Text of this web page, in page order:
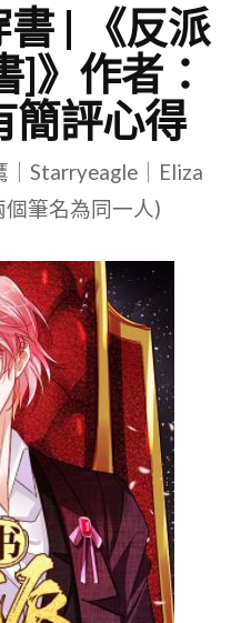
| 《反派
]》作者：
簡評心得
｜Starryeagle｜Eliza
筆名為同一人)